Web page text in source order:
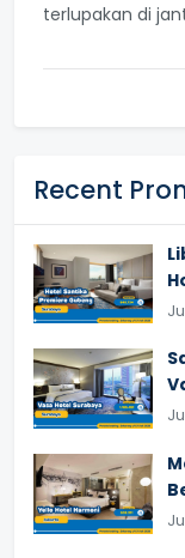
terlupakan di
Recent